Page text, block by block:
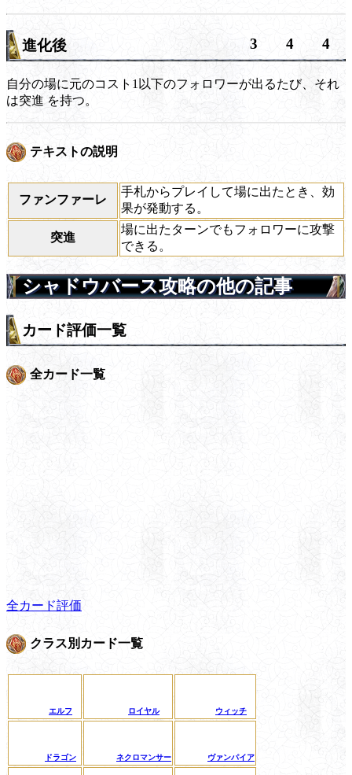
進化後 3 4 4
自分の場に元のコスト1以下のフォロワーが出るたび、それ
は突進 を持つ。
テキストの説明
ファンファーレ
手札からプレイして場に出たとき、効
果が発動する。
突進
場に出たターンでもフォロワーに攻撃
できる。
シャドウバース攻略の他の記事
カード評価一覧
全カード一覧
全カード評価
クラス別カード一覧
エルフ ロイヤル ウィッチ
ドラゴン ネクロマンサー ヴァンパイア